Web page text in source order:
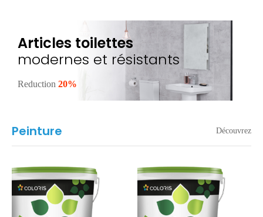
Articles toilettes
modernes et résistants
Reduction 20%
Peinture Découvrez